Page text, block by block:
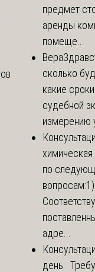
предмет
аренды
помеще...
Вера
сколько
какие
судебной
измерению
химическая
по
вопросам:1)
адре...
день.